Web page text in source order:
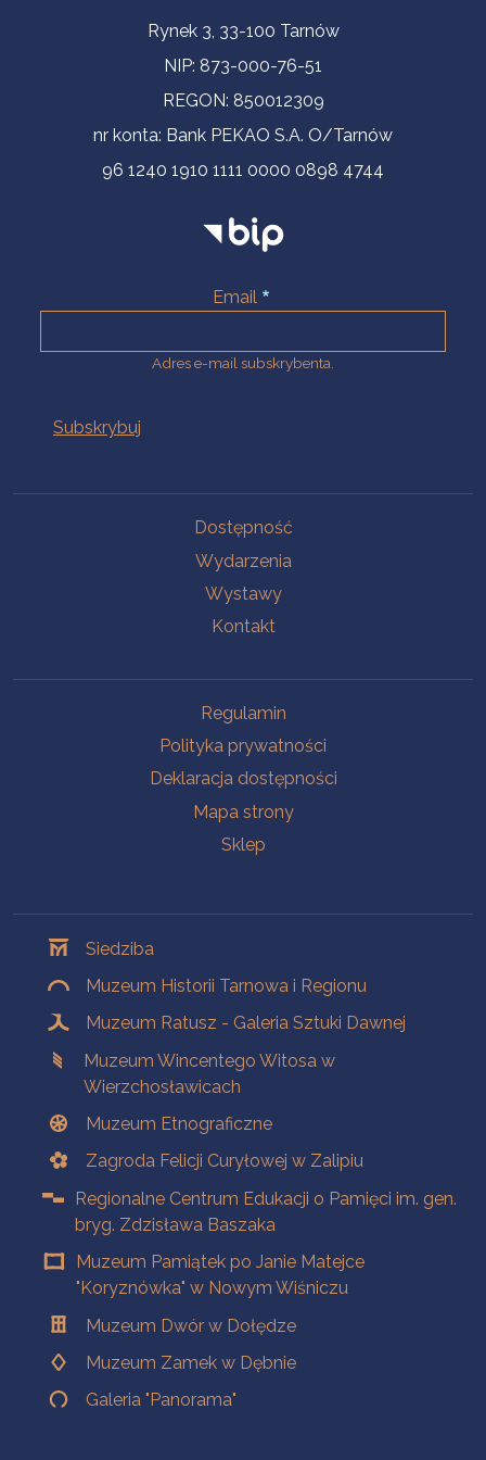
Informacje kontaktoweRynek 3, 33-100 Tarnów
NIP: 873-000-76-51
REGON: 850012309
nr konta: Bank PEKAO S.A. O/Tarnów
96 1240 1910 1111 0000 0898 4744
Email
Adres e-mail subskrybenta.
Dostępność
Wydarzenia
Wystawy
Kontakt
Regulamin
Polityka prywatności
Deklaracja dostępności
Mapa strony
Sklep
Siedziba
Muzeum Historii Tarnowa i Regionu
Muzeum Ratusz - Galeria Sztuki Dawnej
Muzeum Wincentego Witosa w
Wierzchosławicach
Muzeum Etnograficzne
Zagroda Felicji Curyłowej w Zalipiu
Regionalne Centrum Edukacji o Pamięci im. gen.
bryg. Zdzisława Baszaka
Muzeum Pamiątek po Janie Matejce
"Koryznówka" w Nowym Wiśniczu
Muzeum Dwór w Dołędze
Muzeum Zamek w Dębnie
Galeria "Panorama"